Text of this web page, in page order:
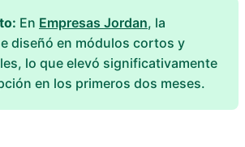
En Empresas Jordan, la
diseñó en módulos cortos y
lo que elevó significativamente
en los primeros dos meses.